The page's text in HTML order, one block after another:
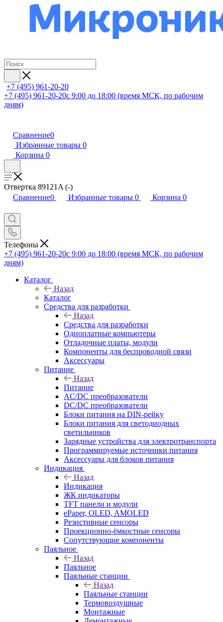
+7 (495) 961-20-20
+7 (495) 961-20-20с 9:00 до 18:00 (время МСК, по рабочим
дням)
Сравнение0
Избранные товары 0
Корзина 0
Отвертка 89121A (-)
Сравнение0 Избранные товары 0 Корзина 0
Телефоны
+7 (495) 961-20-20с 9:00 до 18:00 (время МСК, по рабочим
дням)
Каталог
Назад
Каталог
Средства для разработки
Назад
Средства для разработки
Одноплатные компьютеры
Отладочные платы, модули
Компоненты для беспроводной связи
Аксессуары
Питание
Назад
Питание
AC/DC преобразователи
DC/DC преобразователи
Блоки питания на DIN-рейку
Блоки питания для светодиодных
светильников
Зарядные устройства для электротранспорта
Программируемые источники питания
Аксессуары для блоков питания
Индикация
Назад
Индикация
ЖК индикаторы
TFT панели и модули
ePaper, OLED, AMOLED
Резистивные сенсоры
Проекционно-ёмкостные сенсоры
Сопутствующие компоненты
Паяльное
Назад
Паяльное
Паяльные станции
Назад
Паяльные станции
Термовоздушные
Монтажные